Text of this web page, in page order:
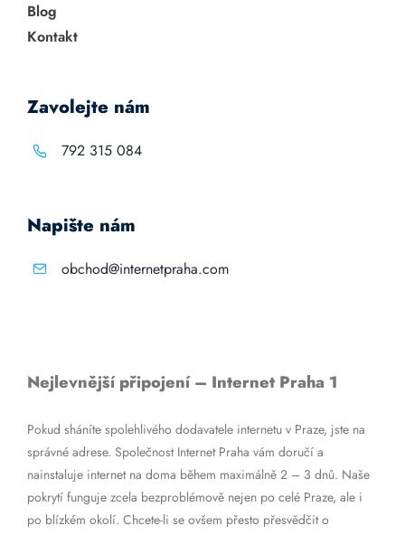
Blog
Kontakt
Zavolejte nám
792 315 084
Napište nám
obchod@internetpraha.com
Nejlevnější připojení – Internet Praha 1
Pokud sháníte spolehlivého dodavatele internetu v Praze, jste na
správné adrese. Společnost Internet Praha vám doručí a
nainstaluje internet na doma během maximálně 2 – 3 dnů. Naše
pokrytí funguje zcela bezproblémově nejen po celé Praze, ale i
po blízkém okolí. Chcete-li se ovšem přesto přesvědčit o